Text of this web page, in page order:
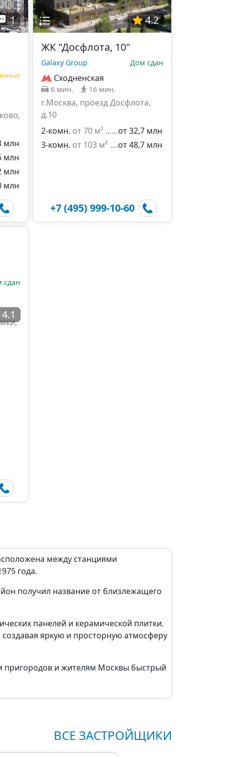
1
млн
млн
млн
млн
4.2
ЖК "Досфлота, 10"
Galaxy Group Дом сдан
Сходненская
6 мин. 16 мин.
г.Москва, проезд Досфлота,
д.10
2-комн. от 70 м²
от 32,7 млн
3-комн. от 103 м² от 48,7 млн
+7 (495) 999-10-60
4.1
сдан
между станциями
года.
получил название от близлежащего
панелей и керамической плитки.
яркую и просторную атмосферу
пригородов и жителям Москвы быстрый
ВСЕ ЗАСТРОЙЩИКИ